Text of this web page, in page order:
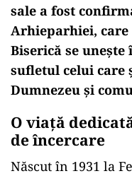
sale a fost
Arhieparhiei,
Biserică se
sufletul celui
Dumnezeu și
O viață
de încercare
Născut în 1931 la